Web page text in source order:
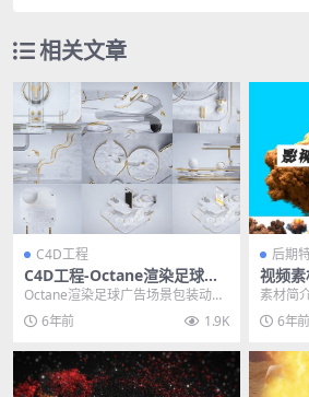
相关文章
C4D工程
C4D工程-Octane渲染足球广
告场景包装动画工程 OC渲染
器场景
Octane渲染足球广告场景包装动画
工程 OC渲染器场景 主题授权提
示：请在后台...
6年前 1.9K
后期
视频
引燃蘑
明通道
素材简
爆炸引
明通道6年前